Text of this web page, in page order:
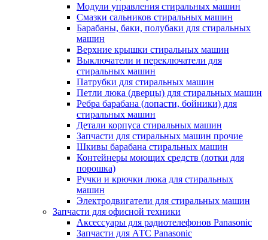
Модули управления стиральных машин
Смазки сальников стиральных машин
Барабаны, баки, полубаки для стиральных
машин
Верхние крышки стиральных машин
Выключатели и переключатели для
стиральных машин
Патрубки для стиральных машин
Петли люка (дверцы) для стиральных машин
Ребра барабана (лопасти, бойники) для
стиральных машин
Детали корпуса стиральных машин
Запчасти для стиральных машин прочие
Шкивы барабана стиральных машин
Контейнеры моющих средств (лотки для
порошка)
Ручки и крючки люка для стиральных
машин
Электродвигатели для стиральных машин
Запчасти для офисной техники
Аксессуары для радиотелефонов Panasonic
Запчасти для АТС Panasonic